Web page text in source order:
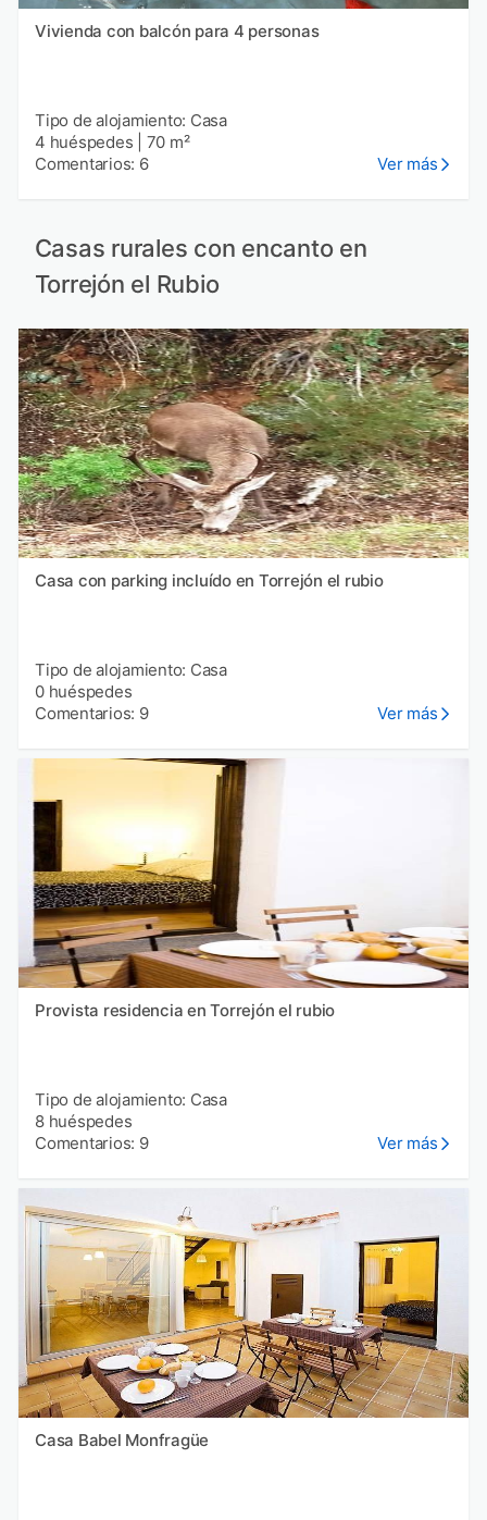
Vivienda con balcón para 4 personas
Tipo de alojamiento: Casa
4 huéspedes
70 m²
Comentarios: 6
Ver más
Casas rurales con encanto en
Torrejón el Rubio
Casa con parking incluído en Torrejón el rubio
Tipo de alojamiento: Casa
0 huéspedes
Comentarios: 9
Ver más
Provista residencia en Torrejón el rubio
Tipo de alojamiento: Casa
8 huéspedes
Comentarios: 9
Ver más
Casa Babel Monfragüe